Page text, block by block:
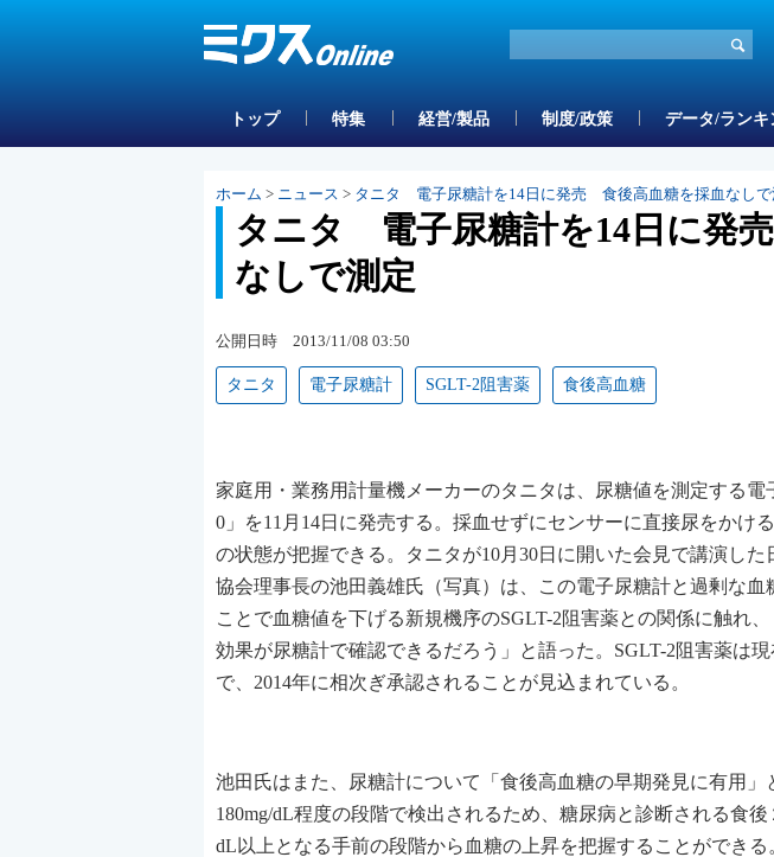
トップ 特集 経営/製品 制度/政策 データ/ランキ
ホーム > ニュース > タニタ 電子尿糖計を14日に発売 食後高血糖を採血なしで
タニタ 電子尿糖計を14日に発
なしで測定
公開日時 2013/11/08 03:50
タニタ 電子尿糖計 SGLT-2阻害薬 食後高血糖
家庭用・業務用計量機メーカーのタニタは、尿糖値を測定する電
0」を11月14日に発売する。採血せずにセンサーに直接尿をかけ
の状態が把握できる。タニタが10月30日に開いた会見で講演した
協会理事長の池田義雄氏（写真）は、この電子尿糖計と過剰な血
ことで血糖値を下げる新規機序のSGLT-2阻害薬との関係に触れ
効果が尿糖計で確認できるだろう」と語った。SGLT-2阻害薬は
で、2014年に相次ぎ承認されることが見込まれている。
池田氏はまた、尿糖計について「食後高血糖の早期発見に有用」
180mg/dL程度の段階で検出されるため、糖尿病と診断される食
dL以上となる手前の段階から血糖の上昇を把握することができる